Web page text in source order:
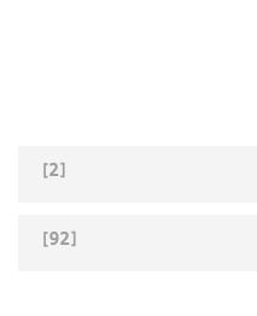
[2]
[92]